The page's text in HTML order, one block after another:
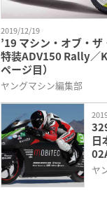
2019/12/19
’19 マシン・オブ・
特装ADV150 Rally／
ページ目）
ヤングマシン編集部
日
ヤ